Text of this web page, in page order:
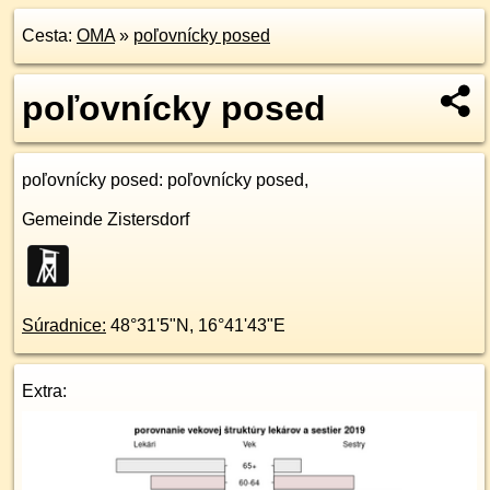
Cesta: OMA» poľovnícky posed
poľovnícky posed
poľovnícky posed: poľovnícky posed,
Gemeinde Zistersdorf
Súradnice: 48°31'5"N , 16°41'43"E
Extra: